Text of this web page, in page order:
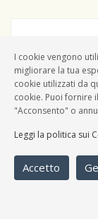
Solista
Varie
I cookie vengono
migliorare la tua
cookie utilizzati da
cookie. Puoi fornire
"Acconsento" o
Leggi la politica sui
Accetto